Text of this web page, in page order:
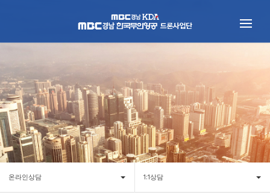
온라인상담 1:1상담